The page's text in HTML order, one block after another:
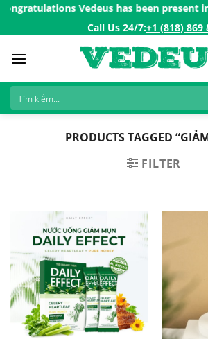
Skip
Vedeus has been present in
Call Us 24/7:ㅤ+1 (818) 869
PRODUCTS TAGGED
FILTER